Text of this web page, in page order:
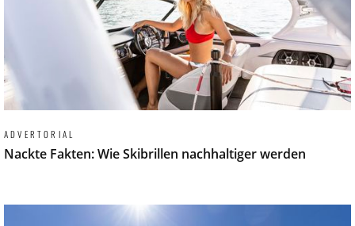
ADVERTORIAL
Nackte Fakten: Wie Skibrillen nachhaltiger werden